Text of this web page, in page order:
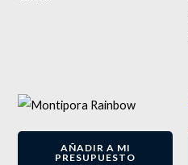
AÑADIR A MI
PRESUPUESTO